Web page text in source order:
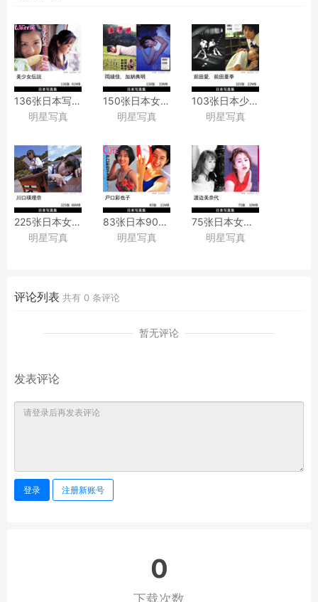
136张日本写真偶像模特美少女女星泳装艺术写真集
[ワッフル
特別編集]
『美少女伝説』
明星写真
150张日本女星村岡綾佳泳装内衣写真集
『あやか』
[竹書房]
撮影作品
明星写真
103张日本少女前田愛,
前田亜季复古胶片写真
亜季写真集
1311』
[ワニブックス
[，
藤井春日摄影作品
明星写真
225张日本女星美少女川口瑛理奈写真集
『瞳☆キララ
明星写真
83张日本90年代写真偶像戸口彩也子
（とぐち
《CUTE》
明星写真
75张日本女星昭和写真偶像
明星写真
评论列表 共有 0 条评论
暂无评论
发表评论
登录 注册新账号
0